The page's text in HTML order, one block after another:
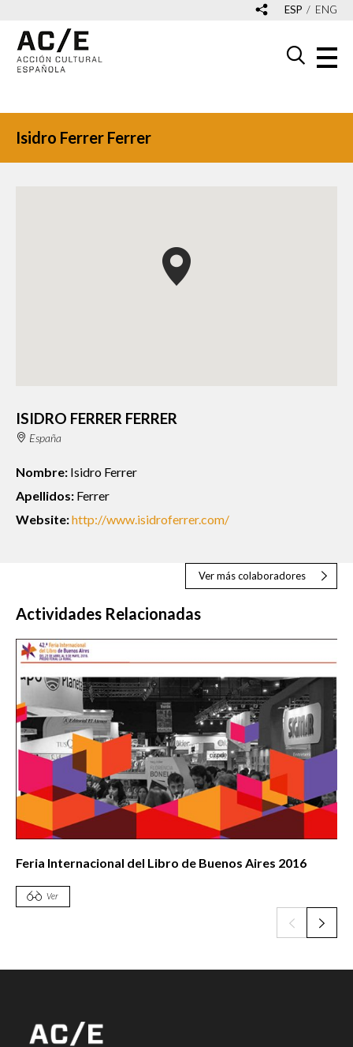
ESP ENG
Isidro Ferrer Ferrer
ISIDRO FERRER FERRER
España
Nombre: Isidro Ferrer
Apellidos: Ferrer
Website:http://www.isidroferrer.com/
Ver más colaboradores
Actividades Relacionadas
Feria Internacional del Libro de Buenos Aires 2016
Ver